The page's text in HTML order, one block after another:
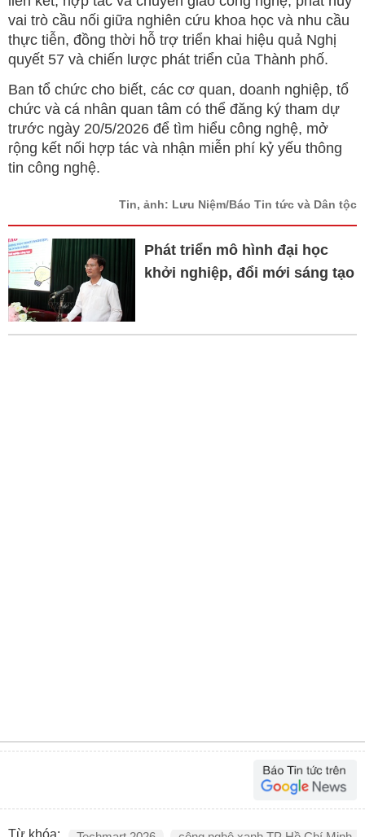
vai trò cầu nối giữa nghiên cứu khoa học và nhu cầu
thực tiễn, đồng thời hỗ trợ triển khai hiệu quả Nghị
quyết 57 và chiến lược phát triển của Thành phố.
Ban tổ chức cho biết, các cơ quan, doanh nghiệp, tổ
chức và cá nhân quan tâm có thể đăng ký tham dự
trước ngày 20/5/2026 để tìm hiểu công nghệ, mở
rộng kết nối hợp tác và nhận miễn phí kỷ yếu thông
tin công nghệ.
Tin, ảnh: Lưu Niệm/Báo Tin tức và Dân tộc
Phát triển mô hình đại học
khởi nghiệp, đổi mới sáng tạo